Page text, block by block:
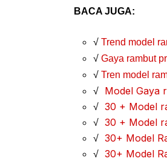
BACA JUGA:
√ Trend model
√ Gaya rambut
√ Tren model
√ Model Gaya
√ 30 + Model
√ 30 + Model
√ 30+ Model
√ 30+ Model